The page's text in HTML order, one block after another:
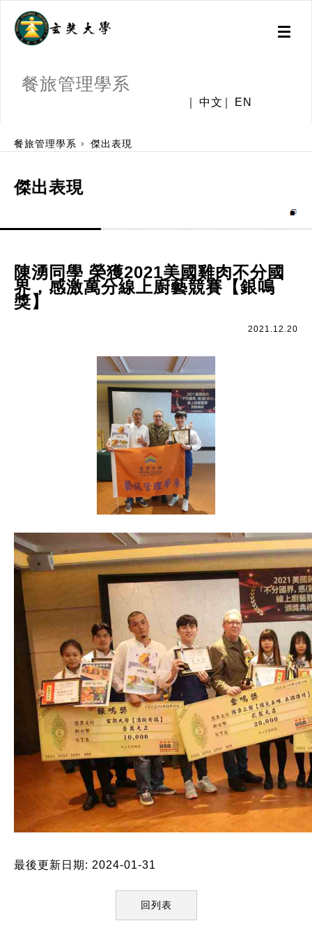
Toggle
餐旅管理學系
中文 EN
餐旅管理學系
傑出表現
傑出表現
陳湧同學 榮獲2021美國雞肉不分國
界，感激萬分線上廚藝競賽【銀鳴
獎】
2021.12.20
最後更新日期: 2024-01-31
回列表